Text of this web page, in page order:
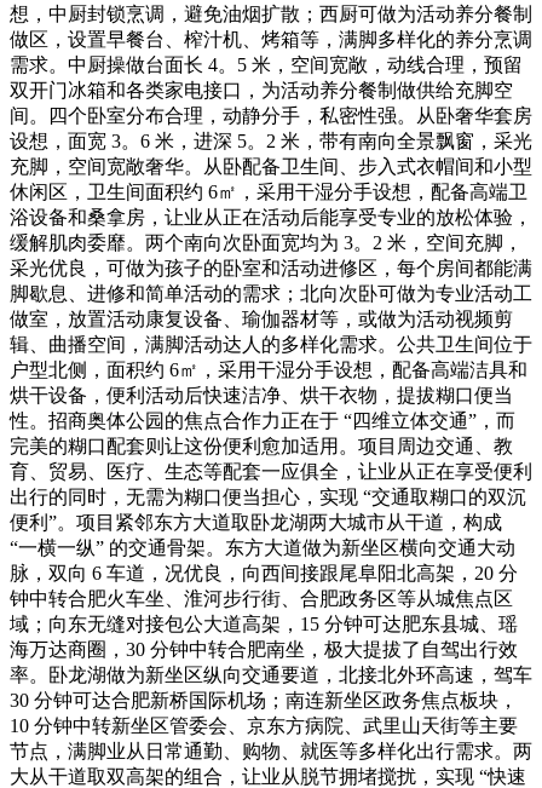
想，中厨封锁烹调，避免油烟扩散；西厨可做为活动养分餐制
做区，设置早餐台、榨汁机、烤箱等，满脚多样化的养分烹调
需求。中厨操做台面长 4。5 米，空间宽敞，动线合理，预留
双开门冰箱和各类家电接口，为活动养分餐制做供给充脚空
间。四个卧室分布合理，动静分手，私密性强。从卧奢华套房
设想，面宽 3。6 米，进深 5。2 米，带有南向全景飘窗，采光
充脚，空间宽敞奢华。从卧配备卫生间、步入式衣帽间和小型
休闲区，卫生间面积约 6㎡，采用干湿分手设想，配备高端卫
浴设备和桑拿房，让业从正在活动后能享受专业的放松体验，
缓解肌肉委靡。两个南向次卧面宽均为 3。2 米，空间充脚，
采光优良，可做为孩子的卧室和活动进修区，每个房间都能满
脚歇息、进修和简单活动的需求；北向次卧可做为专业活动工
做室，放置活动康复设备、瑜伽器材等，或做为活动视频剪
辑、曲播空间，满脚活动达人的多样化需求。公共卫生间位于
户型北侧，面积约 6㎡，采用干湿分手设想，配备高端洁具和
烘干设备，便利活动后快速洁净、烘干衣物，提拔糊口便当
性。招商奥体公园的焦点合作力正在于 “四维立体交通”，而
完美的糊口配套则让这份便利愈加适用。项目周边交通、教
育、贸易、医疗、生态等配套一应俱全，让业从正在享受便利
出行的同时，无需为糊口便当担心，实现 “交通取糊口的双沉
便利”。项目紧邻东方大道取卧龙湖两大城市从干道，构成
“一横一纵” 的交通骨架。东方大道做为新坐区横向交通大动
脉，双向 6 车道，况优良，向西间接跟尾阜阳北高架，20 分
钟中转合肥火车坐、淮河步行街、合肥政务区等从城焦点区
域；向东无缝对接包公大道高架，15 分钟可达肥东县城、瑶
海万达商圈，30 分钟中转合肥南坐，极大提拔了自驾出行效
率。卧龙湖做为新坐区纵向交通要道，北接北外环高速，驾车
30 分钟可达合肥新桥国际机场；南连新坐区政务焦点板块，
10 分钟中转新坐区管委会、京东方病院、武里山天街等主要
节点，满脚业从日常通勤、购物、就医等多样化出行需求。两
大从干道取双高架的组合，让业从脱节拥堵搅扰，实现 “快速